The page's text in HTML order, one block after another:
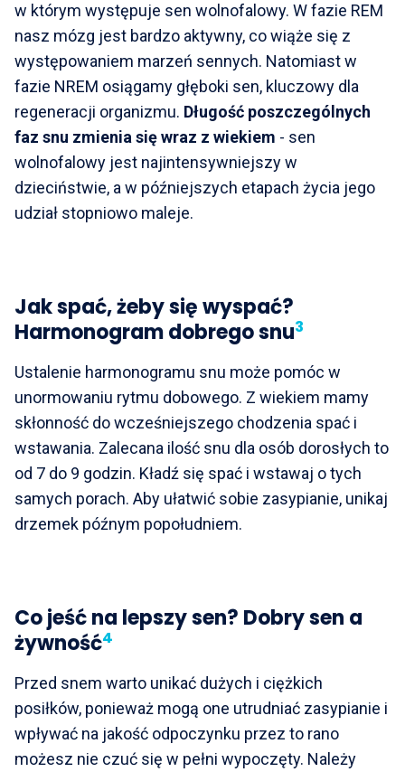
w którym występuje sen wolnofalowy. W fazie REM
nasz mózg jest bardzo aktywny, co wiąże się z
występowaniem marzeń sennych. Natomiast w
fazie NREM osiągamy głęboki sen, kluczowy dla
regeneracji organizmu. Długość poszczególnych
faz snu zmienia się wraz z wiekiem - sen
wolnofalowy jest najintensywniejszy w
dzieciństwie, a w późniejszych etapach życia jego
udział stopniowo maleje.
Jak spać, żeby się wyspać?
Harmonogram dobrego snu3
Ustalenie harmonogramu snu może pomóc w
unormowaniu rytmu dobowego. Z wiekiem mamy
skłonność do wcześniejszego chodzenia spać i
wstawania. Zalecana ilość snu dla osób dorosłych to
od 7 do 9 godzin. Kładź się spać i wstawaj o tych
samych porach. Aby ułatwić sobie zasypianie, unikaj
drzemek późnym popołudniem.
Co jeść na lepszy sen? Dobry sen a
żywność4
Przed snem warto unikać dużych i ciężkich
posiłków, ponieważ mogą one utrudniać zasypianie i
wpływać na jakość odpoczynku przez to rano
możesz nie czuć się w pełni wypoczęty. Należy